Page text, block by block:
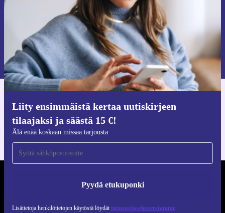
Liity ensimmäistä kertaa uutiskirjeen
tilaajaksi ja säästä 15 €!
Älä enää koskaan missaa tarjousta
Pyydä etukuponki
Lisätietoja henkilötietojen käytöstä löydät tietosuojaselosteestamme
Pyydä etukuponki
Lisätietoja henkilötietojen käytöstä löydättietosuojaselosteestamme.
iOS:lle ja Androidille